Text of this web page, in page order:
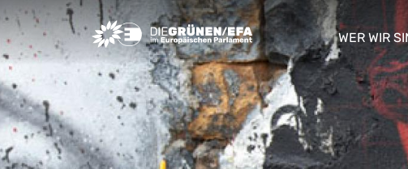
Greens/EFA Home
WER WIR
show/hide